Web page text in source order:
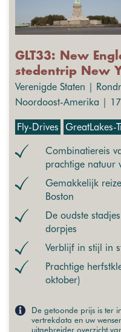
GLT33: New
stedentrip New
Verenigde Staten |
Noordoost-Amerika |
Fly-Drives GreatLakes-
Combinatiereis
prachtige natuur
Gemakkelijk
Boston
De oudste
dorpjes
Verblijf in stijl in
Prachtige
oktober)
De getoonde prijs is ter
vertrekdata en uw
uitgebreider overzicht